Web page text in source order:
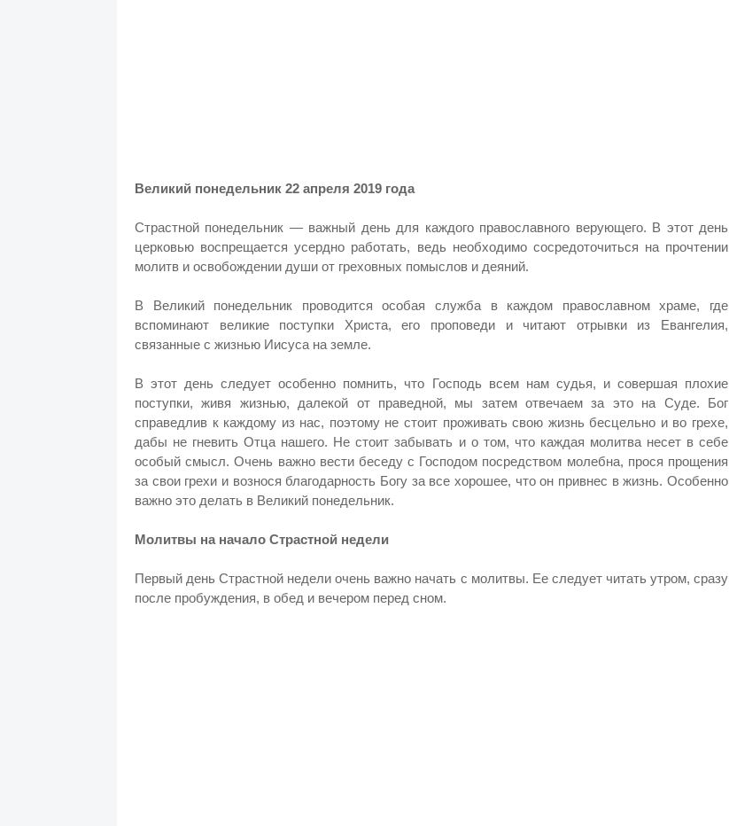
Великий понедельник 22 апреля 2019 года
Страстной понедельник — важный день для каждого православного верующего. В этот день
церковью воспрещается усердно работать, ведь необходимо сосредоточиться на прочтении
молитв и освобождении души от греховных помыслов и деяний.
В Великий понедельник проводится особая служба в каждом православном храме, где
вспоминают великие поступки Христа, его проповеди и читают отрывки из Евангелия,
связанные с жизнью Иисуса на земле.
В этот день следует особенно помнить, что Господь всем нам судья, и совершая плохие
поступки, живя жизнью, далекой от праведной, мы затем отвечаем за это на Суде. Бог
справедлив к каждому из нас, поэтому не стоит проживать свою жизнь бесцельно и во грехе,
дабы не гневить Отца нашего. Не стоит забывать и о том, что каждая молитва несет в себе
особый смысл. Очень важно вести беседу с Господом посредством молебна, прося прощения
за свои грехи и вознося благодарность Богу за все хорошее, что он привнес в жизнь. Особенно
важно это делать в Великий понедельник.
Молитвы на начало Страстной недели
Первый день Страстной недели очень важно начать с молитвы. Ее следует читать утром, сразу
после пробуждения, в обед и вечером перед сном.